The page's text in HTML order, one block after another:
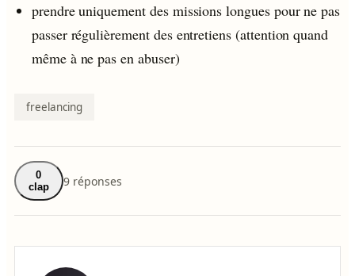
prendre uniquement des missions longues pour ne pas
passer régulièrement des entretiens (attention quand
même à ne pas en abuser)
freelancing
0
clap
9 réponses